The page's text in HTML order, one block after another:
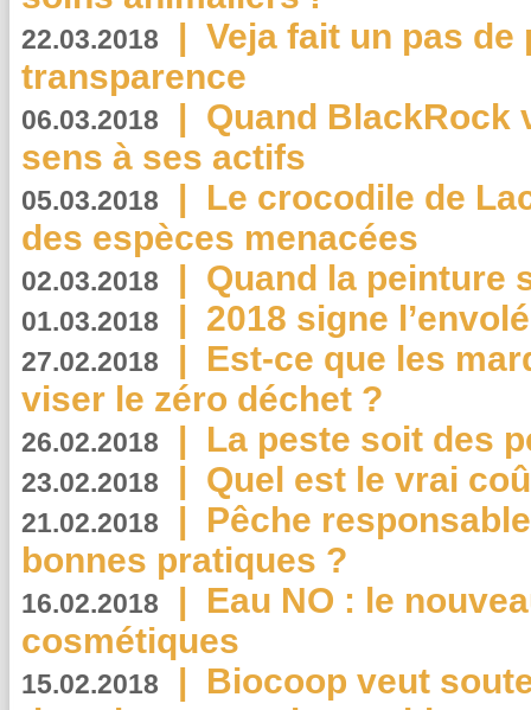
22.03.2018 | Veja fait un pas de
transparence
06.03.2018 | Quand BlackRock
sens à ses actifs
05.03.2018 | Le crocodile de
des espèces menacées
02.03.2018 | Quand la peinture
01.03.2018 | 2018 signe
27.02.2018 | Est-ce que les
viser le zéro déchet ?
26.02.2018 | La peste soit des
23.02.2018 | Quel est le vrai
21.02.2018 | Pêche
bonnes pratiques ?
16.02.2018 | Eau NO : le
cosmétiques
15.02.2018 | Biocoop veut